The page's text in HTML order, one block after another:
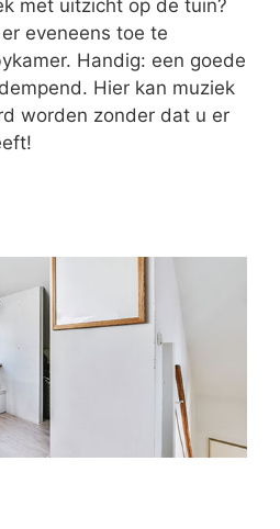
met uitzicht op de tuin?
eveneens toe te
Handig: een goede
Hier kan muziek
worden zonder dat u er